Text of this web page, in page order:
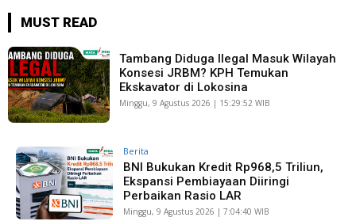
MUST READ
Tambang Diduga Ilegal Masuk Wilayah
Konsesi JRBM? KPH Temukan
Ekskavator di Lokosina
Minggu, 9 Agustus 2026 | 15:29:52 WIB
Berita
BNI Bukukan Kredit Rp968,5 Triliun,
Ekspansi Pembiayaan Diiringi
Perbaikan Rasio LAR
Minggu, 9 Agustus 2026 | 7:04:40 WIB